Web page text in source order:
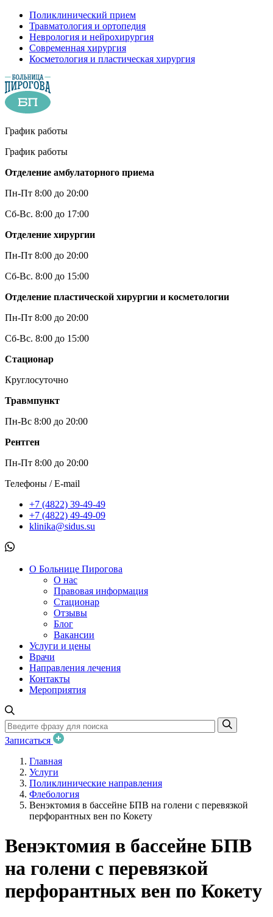
Поликлинический прием
Травматология и ортопедия
Неврология и нейрохирургия
Современная хирургия
Косметология и пластическая хирургия
График работы
График работы
Отделение амбулаторного приема
Пн-Пт 8:00 до 20:00
Сб-Вс. 8:00 до 17:00
Отделение хирургии
Пн-Пт 8:00 до 20:00
Сб-Вс. 8:00 до 15:00
Отделение пластической хирургии и косметологии
Пн-Пт 8:00 до 20:00
Сб-Вс. 8:00 до 15:00
Стационар
Круглосуточно
Травмпункт
Пн-Вс 8:00 до 20:00
Рентген
Пн-Пт 8:00 до 20:00
Телефоны / E-mail
+7 (4822) 39-49-49
+7 (4822) 49-49-09
klinika@sidus.su
О Больнице Пирогова
О нас
Правовая информация
Стационар
Отзывы
Блог
Вакансии
Услуги и цены
Врачи
Направления лечения
Контакты
Мероприятия
Записаться
Главная
Услуги
Поликлинические направления
Флебология
Венэктомия в бассейне БПВ на голени с перевязкой
перфорантных вен по Кокету
Венэктомия в бассейне БПВ
на голени с перевязкой
перфорантных вен по Кокету